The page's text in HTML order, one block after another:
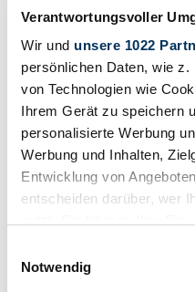
Verantwortungsvoller
Wir und unsere 1022
persönlichen Daten, wie
von Technologien wie
Ihrem Gerät zu speichern
personalisierte Werbung
Werbung und Inhalten,
Entwicklung von
entscheiden darüber, wer
Trigger Symbol ändern
Notwendig